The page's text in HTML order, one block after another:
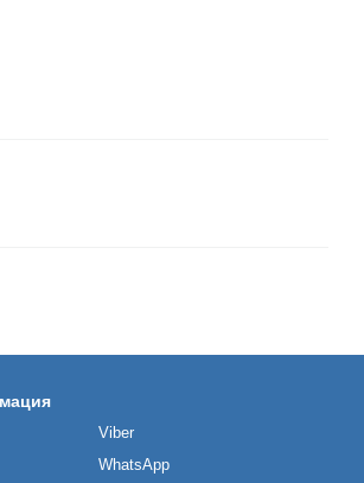
Viber
WhatsApp